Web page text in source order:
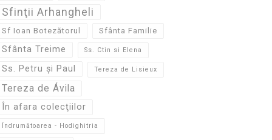
Sfinţii Arhangheli
Sf Ioan Botezătorul Sfânta Familie
Sfânta Treime Ss. Ctin si Elena
Ss. Petru și Paul Tereza de Lisieux
Tereza de Ávila
În afara colecţiilor
Îndrumătoarea - Hodighitria